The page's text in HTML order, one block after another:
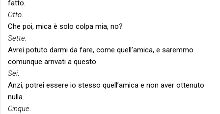
fatto.
Otto.
Che poi, mica è solo colpa mia, no?
Sette.
Avrei potuto darmi da fare, come quell’amica, e saremmo
comunque arrivati a questo.
Sei.
Anzi, potrei essere io stesso quell’amica e non aver ottenuto
nulla.
Cinque.